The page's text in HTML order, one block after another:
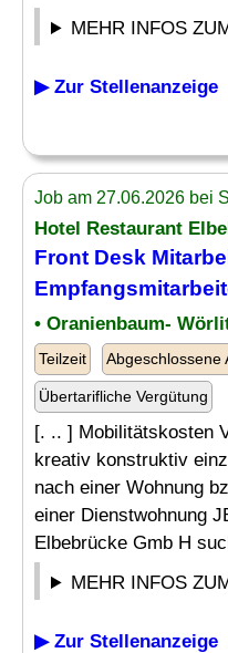
MEHR INFOS
▶ Zur Stellenanzeige
Job am 27.06.2026 bei
Hotel Restaurant
Front Desk
• Oranienbaum-
Teilzeit Abgeschlossene
Übertarifliche Vergütung
[. .. ] Mobilitätskosten
kreativ konstruktiv
nach einer Wohnung
einer Dienstwohnung
Elbebrücke Gmb H
MEHR INFOS
▶ Zur Stellenanzeige